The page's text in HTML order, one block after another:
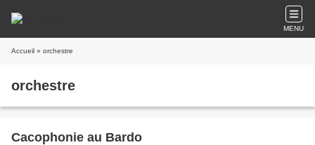
MENU
Accueil » orchestre
orchestre
Cacophonie au Bardo